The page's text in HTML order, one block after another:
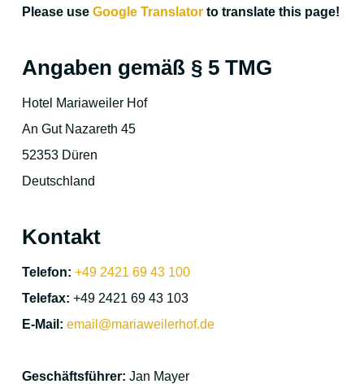
The environment
Christmas Time
Please use Google Translator to translate this page!
Angaben gemäß § 5 TMG
Hotel Mariaweiler Hof
An Gut Nazareth 45
52353 Düren
Deutschland
Kontakt
Telefon: +49 2421 69 43 100
Telefax: +49 2421 69 43 103
E-Mail: email@mariaweilerhof.de
Geschäftsführer: Jan Mayer